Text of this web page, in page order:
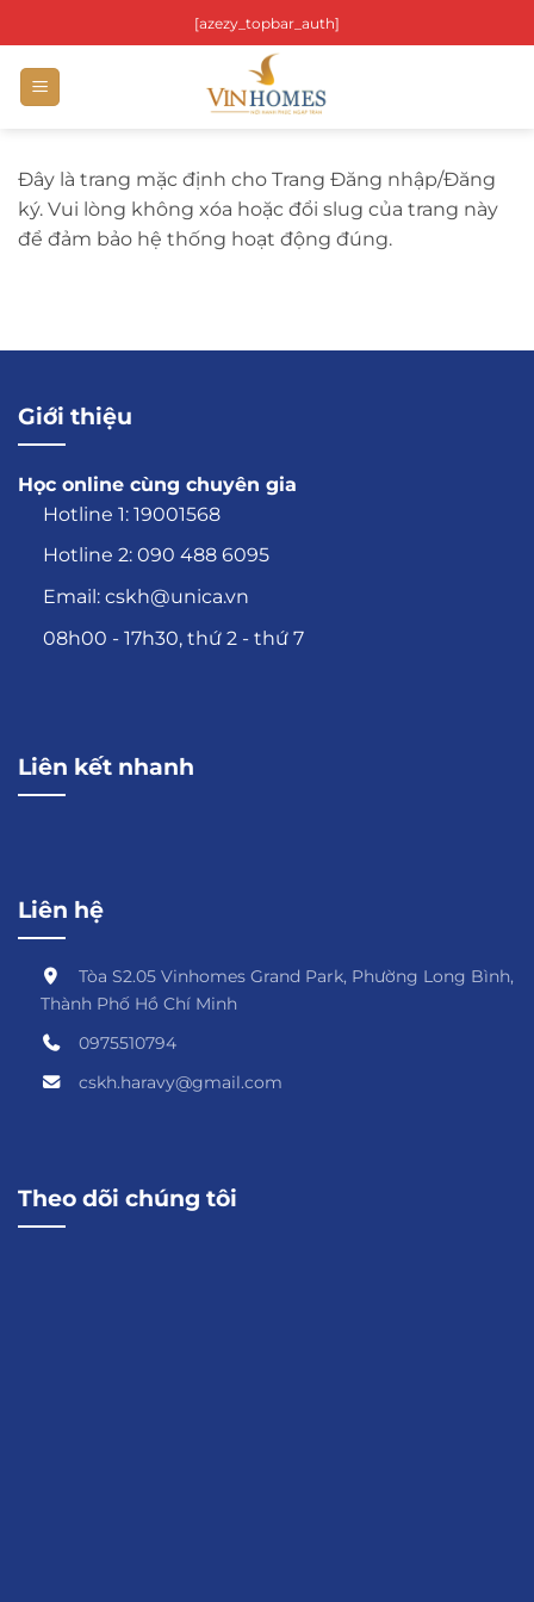
qua
nội
dung
[azezy_topbar_auth]
Đây là trang mặc định cho Trang Đăng nhập/Đăng
ký. Vui lòng không xóa hoặc đổi slug của trang này
để đảm bảo hệ thống hoạt động đúng.
Giới thiệu
Học online cùng chuyên gia
Hotline 1: 19001568
Hotline 2: 090 488 6095
Email: cskh@unica.vn
08h00 - 17h30, thứ 2 - thứ 7
Liên kết nhanh
Liên hệ
Tòa S2.05 Vinhomes Grand Park, Phường Long Bình,
Thành Phố Hồ Chí Minh
0975510794
cskh.haravy@gmail.com
Theo dõi chúng tôi